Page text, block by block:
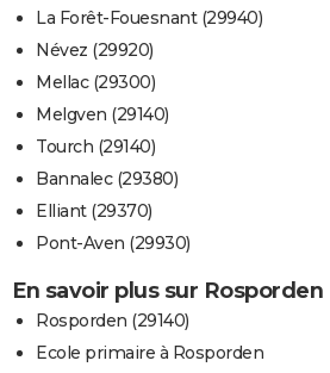
La Forêt-Fouesnant (29940)
Névez (29920)
Mellac (29300)
Melgven (29140)
Tourch (29140)
Bannalec (29380)
Elliant (29370)
Pont-Aven (29930)
En savoir plus sur Rosporden
Rosporden (29140)
Ecole primaire à Rosporden